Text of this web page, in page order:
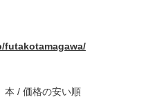
futakotamagawa/
本 / 価格の安い順